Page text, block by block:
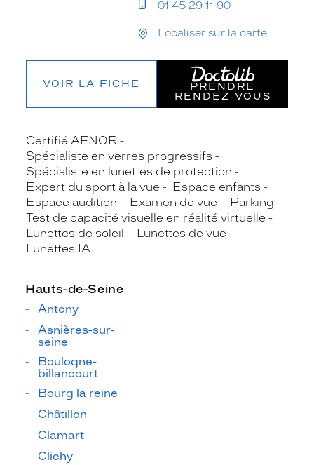
01 45 29 11 90
Localiser sur la carte
VOIR LA FICHE
PRENDRE
RENDEZ‑VOUS
Certifié AFNOR
Spécialiste en verres progressifs
Spécialiste en lunettes de protection
Expert du sport à la vue
Espace enfants
Espace audition
Examen de vue
Parking
Test de capacité visuelle en réalité virtuelle
Lunettes de soleil
Lunettes de vue
Lunettes IA
Hauts-de-Seine
Antony
Asnières-sur-
seine
Boulogne-
billancourt
Bourg la reine
Châtillon
Clamart
Clichy